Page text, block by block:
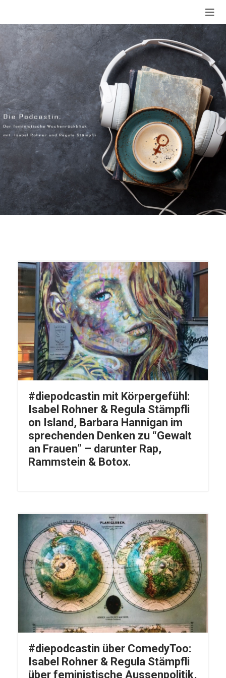
#diepodcastin mit Körpergefühl:
Isabel Rohner & Regula Stämpfli
on Island, Barbara Hannigan im
sprechenden Denken zu “Gewalt
an Frauen” – darunter Rap,
Rammstein & Botox.
#diepodcastin über ComedyToo:
Isabel Rohner & Regula Stämpfli
über feministische Aussenpolitik,